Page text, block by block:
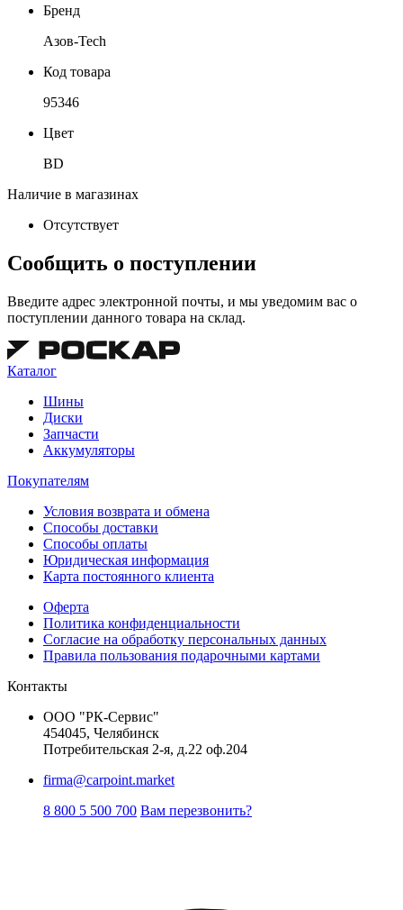
Бренд
Азов-Tech
Код товара
95346
Цвет
BD
Наличие в магазинах
Отсутствует
Сообщить о поступлении
Введите адрес электронной почты, и мы уведомим вас о
поступлении данного товара на склад.
Каталог
Шины
Диски
Запчасти
Аккумуляторы
Покупателям
Условия возврата и обмена
Способы доставки
Способы оплаты
Юридическая информация
Карта постоянного клиента
Оферта
Политика конфиденциальности
Согласие на обработку персональных данных
Правила пользования подарочными картами
Контакты
ООО "РК-Сервис"
454045, Челябинск
Потребительская 2-я, д.22 оф.204
firma@carpoint.market
8 800 5 500 700 Вам перезвонить?